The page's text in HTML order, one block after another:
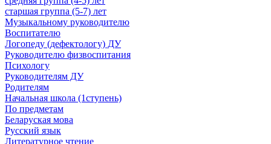
старшая группа (5-7) лет
Музыкальному руководителю
Воспитателю
Логопеду (дефектологу) ДУ
Руководителю физвоспитания
Психологу
Руководителям ДУ
Родителям
Начальная школа (1ступень)
По предметам
Беларуская мова
Русский язык
Литературное чтение